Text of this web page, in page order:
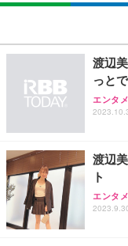
渡辺
っと
エンタメ
渡辺
ト
エンタメ